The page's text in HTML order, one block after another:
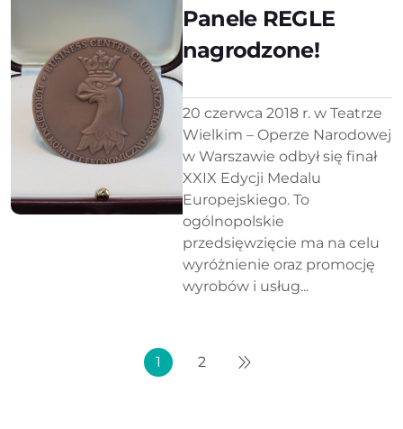
Panele REGLE
nagrodzone!
20 czerwca 2018 r. w Teatrze
Wielkim – Operze Narodowej
w Warszawie odbył się finał
XXIX Edycji Medalu
Europejskiego. To
ogólnopolskie
przedsięwzięcie ma na celu
wyróżnienie oraz promocję
wyrobów i usług...
1 2